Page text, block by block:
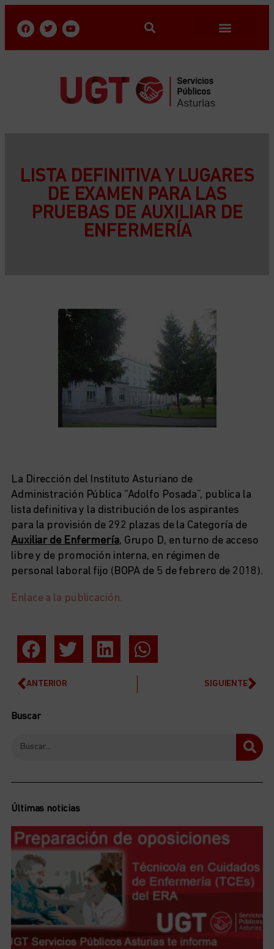
LISTA DEFINITIVA Y LUGARES
DE EXAMEN PARA LAS
PRUEBAS DE AUXILIAR DE
ENFERMERÍA
La Dirección del Instituto Asturiano de
Administración Pública “Adolfo Posada”, publica la
lista definitiva y la distribución de los aspirantes
para la provisión de 292 plazas de la Categoría de
Auxiliar de Enfermería, Grupo D, en turno de acceso
libre y de promoción interna, en régimen de
personal laboral fijo (BOPA de 5 de febrero de 2018).
Enlace a la publicación.
ANTERIOR SIGUIENTE
Buscar
Últimas noticias